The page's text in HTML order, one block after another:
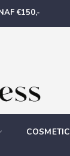
€150,-